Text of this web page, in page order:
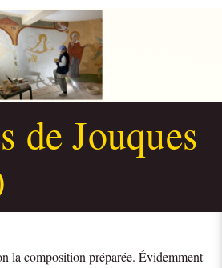
de Jouques
la composition préparée. Évidemment